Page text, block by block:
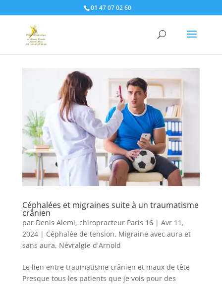
01 47 07 02 60
Céphalées et migraines suite à un traumatisme
crânien
par Denis Alemi, chiropracteur Paris 16| Avr 11,
2024| Céphalée de tension, Migraine avec aura et
sans aura, Névralgie d'Arnold
Le lien entre traumatisme crânien et maux de tête
Presque tous les patients que je vois pour des